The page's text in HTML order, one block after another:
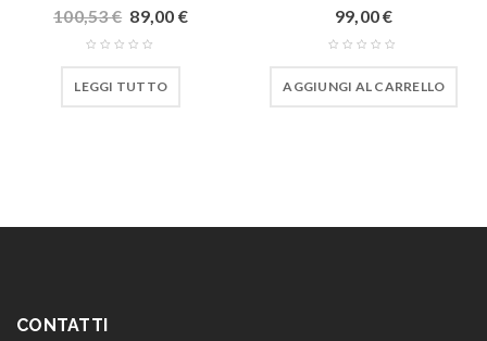
100,53€ 89,00 €
LEGGI TUTTO
99,00€
AGGIUNGI AL CARRELLO
CONTATTI